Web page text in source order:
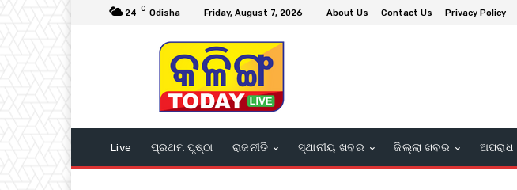
24 C Odisha Friday, August 7, 2026 About Us Contact Us Privacy Policy
Live ପ୍ରଥମ ପୃଷ୍ଠା ରାଜନୀତି ସ୍ଥାନୀୟ ଖବର ଜିଲ୍ଲା ଖବର ଅପରାଧ